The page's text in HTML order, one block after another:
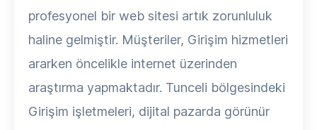
profesyonel bir web sitesi artık zorunluluk
haline gelmiştir. Müşteriler, Girişim hizmetleri
ararken öncelikle internet üzerinden
araştırma yapmaktadır. Tunceli bölgesindeki
Girişim işletmeleri, dijital pazarda görünür